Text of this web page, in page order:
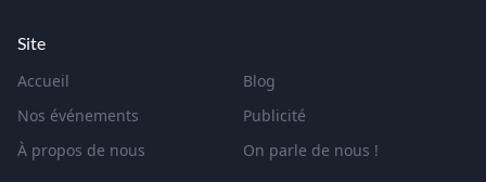
Site
Accueil
Blog
Nos événements
Publicité
À propos de nous
On parle de nous !